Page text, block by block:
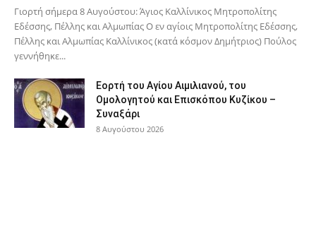
Γιορτή σήμερα 8 Αυγούστου: Άγιος Καλλίνικος Μητροπολίτης
Εδέσσης, Πέλλης και Αλμωπίας Ο εν αγίοις Μητροπολίτης Εδέσσης,
Πέλλης και Αλμωπίας Καλλίνικος (κατά κόσμον Δημήτριος) Πούλος
γεννήθηκε...
Εορτή του Αγίου Αιμιλιανού, του
Ομολογητού και Επισκόπου Κυζίκου –
Συναξάρι
8 Αυγούστου 2026